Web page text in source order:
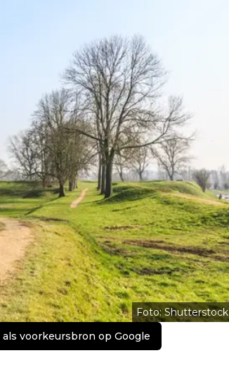
Foto: Shutterstock
als voorkeursbron op Google